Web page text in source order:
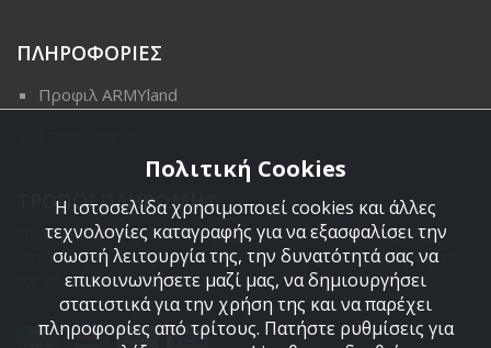
ΠΛΗΡΟΦΟΡΙΕΣ
Προφιλ ARMYland
ΤΡΟΠΟΙ ΠΛΗΡΩΜΗΣ
Οι διαθέσιμοι τρόποι πληρωμής είναι η Αντικαταβολή,
κατάθεση σε τραπεζικό μας λογαριασμό, πιστωτική κάρτα
και πληρωμή με PayPal.
Πολιτική Cookies
Η ιστοσελίδα χρησιμοποιεί cookies και άλλες
τεχνολογίες καταγραφής για να εξασφαλίσει την
σωστή λειτουργία της, την δυνατότητά σας να
επικοινωνήσετε μαζί μας, να δημιουργήσει
στατιστικά για την χρήση της και να παρέχει
πληροφορίες από τρίτους. Πατήστε ρυθμίσεις για